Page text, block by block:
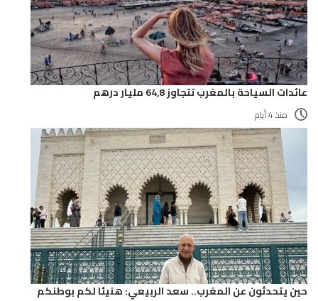
عائدات السياحة بالمغرب تتجاوز 64,8 مليار درهم
منذ 4 أيام
حين يتحدثون عن المغرب.. سعد الربيعي: هنيئا لكم بوطنكم